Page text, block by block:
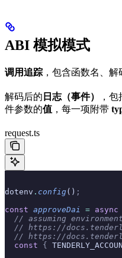
ABI 模拟模式
调用追踪 ，包含函数名、解
解码后的 日志（事件） ，
件参数的值 ，每一项附带
request.ts
dotenv . config() ;
const approveDai = async
// assuming
// https://
// https://
  const
{